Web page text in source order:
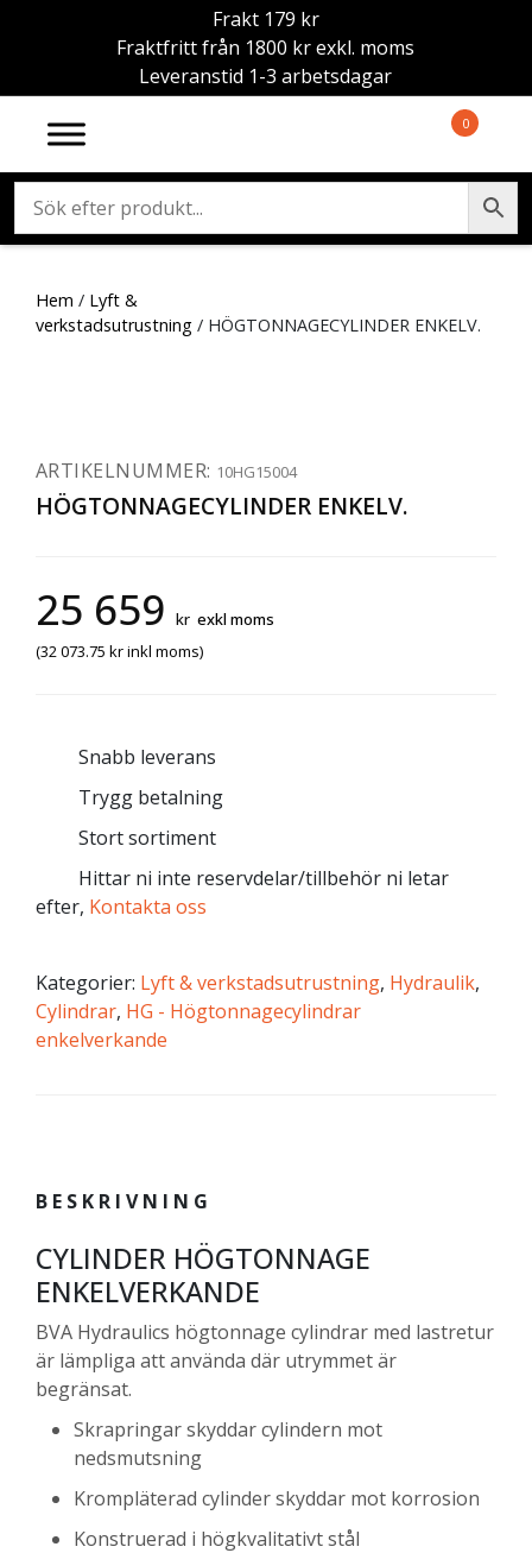
Frakt 179 kr
Fraktfritt från 1800 kr exkl. moms
Leveranstid 1-3 arbetsdagar
0
Hem / Lyft &
verkstadsutrustning/ HÖGTONNAGECYLINDER ENKELV.
ARTIKELNUMMER: 10HG15004
HÖGTONNAGECYLINDER ENKELV.
25 659 kr exkl moms
(32 073.75 krinkl moms)
Snabb leverans
Trygg betalning
Stort sortiment
Hittar ni inte reservdelar/tillbehör ni letar
efter, Kontakta oss
Kategorier: Lyft & verkstadsutrustning, Hydraulik,
Cylindrar, HG - Högtonnagecylindrar
enkelverkande
BESKRIVNING
CYLINDER HÖGTONNAGE
ENKELVERKANDE
BVA Hydraulics högtonnage cylindrar med lastretur
är lämpliga att använda där utrymmet är
begränsat.
Skrapringar skyddar cylindern mot
nedsmutsning
Krompläterad cylinder skyddar mot korrosion
Konstruerad i högkvalitativt stål